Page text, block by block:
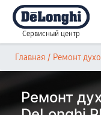
Сервисный центр
Главная / Ремонт
Ремонт